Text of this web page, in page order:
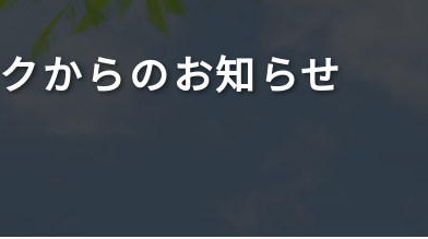
からのお知らせ